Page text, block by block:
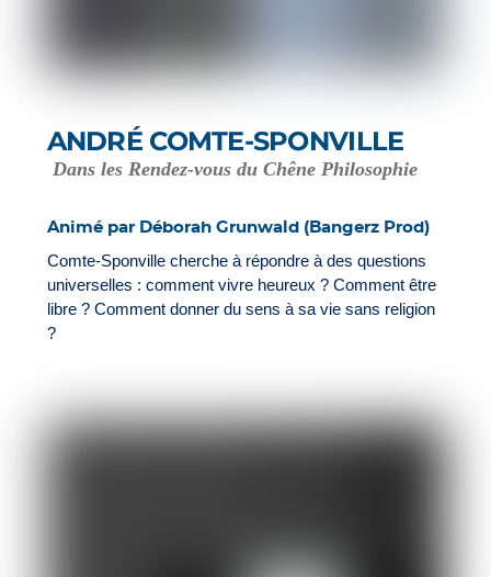
ANDRÉ COMTE-SPONVILLE
Dans les Rendez-vous du Chêne Philosophie
Animé par Déborah Grunwald (Bangerz Prod)
Comte-Sponville cherche à répondre à des questions
universelles : comment vivre heureux ? Comment être
libre ? Comment donner du sens à sa vie sans religion
?